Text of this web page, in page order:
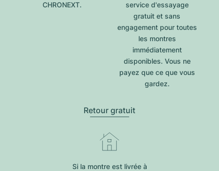
CHRONEXT.
service d'essayage
gratuit et sans
engagement pour toutes
les montres
immédiatement
disponibles. Vous ne
payez que ce que vous
gardez.
Retour gratuit
Si la montre est livrée à